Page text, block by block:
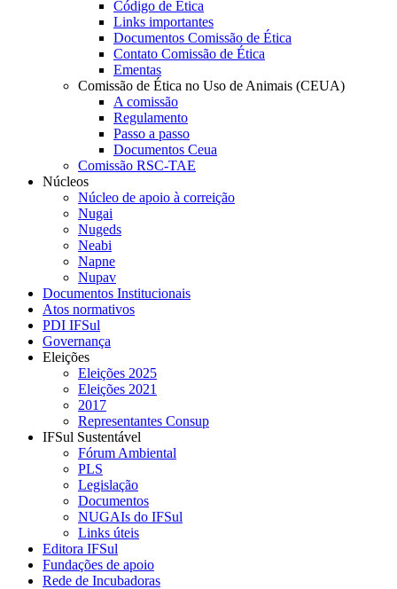
Código de Ética
Links importantes
Documentos Comissão de Ética
Contato Comissão de Ética
Ementas
Comissão de Ética no Uso de Animais (CEUA)
A comissão
Regulamento
Passo a passo
Documentos Ceua
Comissão RSC-TAE
Núcleos
Núcleo de apoio à correição
Nugai
Nugeds
Neabi
Napne
Nupav
Documentos Institucionais
Atos normativos
PDI IFSul
Governança
Eleições
Eleições 2025
Eleições 2021
2017
Representantes Consup
IFSul Sustentável
Fórum Ambiental
PLS
Legislação
Documentos
NUGAIs do IFSul
Links úteis
Editora IFSul
Fundações de apoio
Rede de Incubadoras